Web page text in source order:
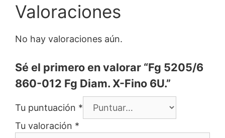
Valoraciones
No hay valoraciones aún.
Sé el primero en valorar “Fg 5205/6
860-012 Fg Diam. X-Fino 6U.”
Tu puntuación *
Tu valoración *